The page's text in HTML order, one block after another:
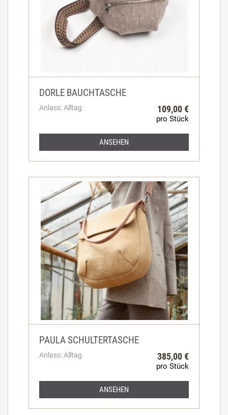
DORLE BAUCHTASCHE
Anlass: Alltag 109,00 €
pro Stück
ANSEHEN
PAULA SCHULTERTASCHE
Anlass: Alltag 385,00 €
pro Stück
ANSEHEN